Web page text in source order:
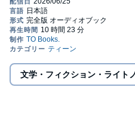
粗末な講義をうっかり乗っ取り
策しているうちに、悠久の魔女
れてしまう。先客の侵入者と鉢
『原本』の一片を巡り、王女キ
って──!? 「君の正義とはなんだ
し番外編収録！©2024 Suzusuke
文学・フィクション・ライト